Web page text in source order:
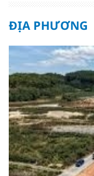
ĐỊA PHƯƠNG